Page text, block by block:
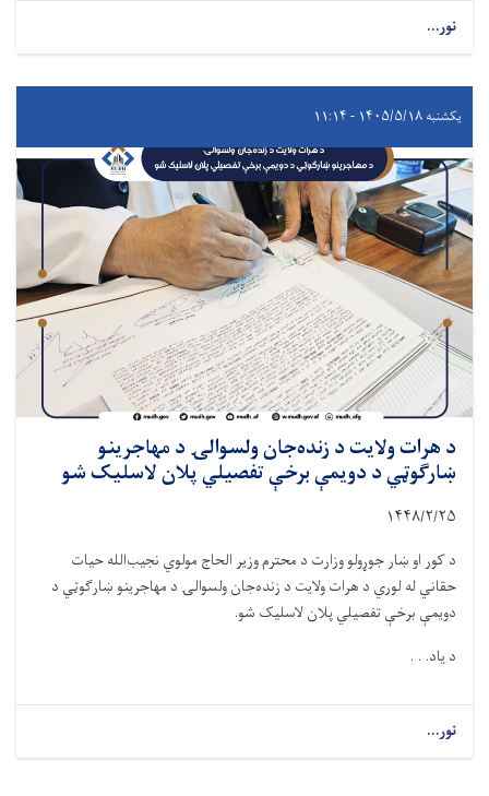
نور...
یکشنبه ۱۴۰۵/۵/۱۸ - ۱۱:۱۴
د هرات ولایت د زنده‌جان ولسوالۍ د مهاجرینو
ښارګوټي د دویمې برخې تفصیلي پلان لاسلیک شو
۱۴۴۸/۲/۲۵
د کور او ښار جوړولو وزارت د محترم وزیر الحاج مولوي نجیب‌الله حیات
حقاني له لوري د هرات ولایت د زنده‌جان ولسوالۍ د مهاجرینو ښارګوټي د
دویمې برخې تفصیلي پلان لاسلیک شو.
د یاد. . .
نور...